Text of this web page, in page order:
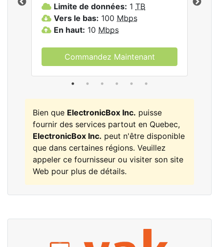
Limite de données: 1 TB
Vers le bas: 100 Mbps
En haut: 10 Mbps
Commandez Maintenant
Bien que ElectronicBox Inc. puisse
fournir des services partout en Quebec,
ElectronicBox Inc. peut n'être disponible
que dans certaines régions. Veuillez
appeler ce fournisseur ou visiter son site
Web pour plus de détails.